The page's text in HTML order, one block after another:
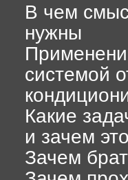
В чем
нужны
системой
Какие
и зачем
Зачем